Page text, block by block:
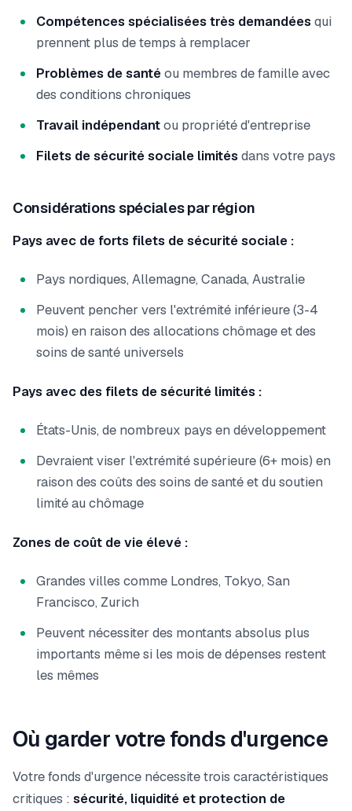
Compétences spécialisées très demandéesqui
prennent plus de temps à remplacer
Problèmes de santéou membres de famille avec
des conditions chroniques
Travail indépendantou propriété d'entreprise
Filets de sécurité sociale limitésdans votre pays
Considérations spéciales par région
Pays avec de forts filets de sécurité sociale :
Pays nordiques, Allemagne, Canada, Australie
Peuvent pencher vers l'extrémité inférieure (3-4
mois) en raison des allocations chômage et des
soins de santé universels
Pays avec des filets de sécurité limités :
États-Unis, de nombreux pays en développement
Devraient viser l'extrémité supérieure (6+ mois) en
raison des coûts des soins de santé et du soutien
limité au chômage
Zones de coût de vie élevé :
Grandes villes comme Londres, Tokyo, San
Francisco, Zurich
Peuvent nécessiter des montants absolus plus
importants même si les mois de dépenses restent
les mêmes
Où garder votre fonds d'urgence
Votre fonds d'urgence nécessite trois caractéristiques
critiques : sécurité, liquidité et protection de